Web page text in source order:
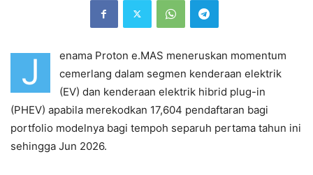
J
enama Proton e.MAS meneruskan momentum
cemerlang dalam segmen kenderaan elektrik
(EV) dan kenderaan elektrik hibrid plug-in
(PHEV) apabila merekodkan 17,604 pendaftaran bagi
portfolio modelnya bagi tempoh separuh pertama tahun ini
sehingga Jun 2026.